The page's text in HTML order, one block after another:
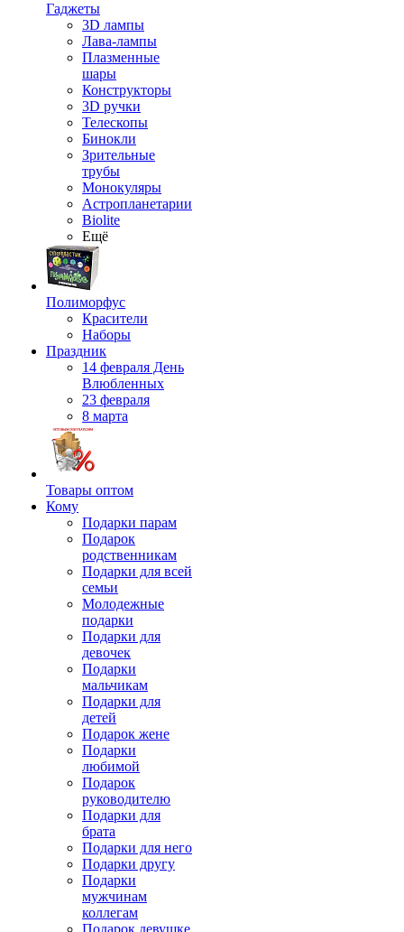
Гаджеты
3D лампы
Лава-лампы
Плазменные
шары
Конструкторы
3D ручки
Телескопы
Бинокли
Зрительные
трубы
Монокуляры
Астропланетарии
Biolite
Ещё
Полиморфус
Красители
Наборы
Праздник
14 февраля День
Влюбленных
23 февраля
8 марта
Товары оптом
Кому
Подарки парам
Подарок
родственникам
Подарки для всей
семьи
Молодежные
подарки
Подарки для
девочек
Подарки
мальчикам
Подарки для
детей
Подарок жене
Подарки
любимой
Подарок
руководителю
Подарки для
брата
Подарки для него
Подарки другу
Подарки
мужчинам
коллегам
Подарок девушке